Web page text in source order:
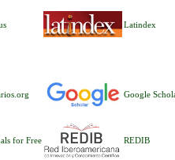
Latindex
Google
for Free REDIB